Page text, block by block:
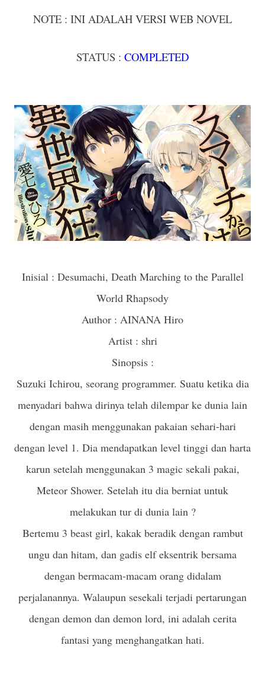
NOTE : INI ADALAH VERSI WEB NOVEL
STATUS : COMPLETED
Inisial : Desumachi, Death Marching to the Parallel
World Rhapsody
Author : AINANA Hiro
Artist : shri
Sinopsis :
Suzuki Ichirou, seorang programmer. Suatu ketika dia
menyadari bahwa dirinya telah dilempar ke dunia lain
dengan masih menggunakan pakaian sehari-hari
dengan level 1. Dia mendapatkan level tinggi dan harta
karun setelah menggunakan 3 magic sekali pakai,
Meteor Shower. Setelah itu dia berniat untuk
melakukan tur di dunia lain ?
Bertemu 3 beast girl, kakak beradik dengan rambut
ungu dan hitam, dan gadis elf eksentrik bersama
dengan bermacam-macam orang didalam
perjalanannya. Walaupun sesekali terjadi pertarungan
dengan demon dan demon lord, ini adalah cerita
fantasi yang menghangatkan hati.